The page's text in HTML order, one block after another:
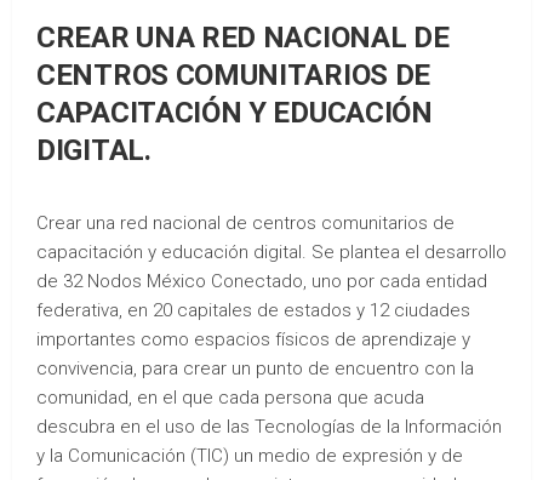
CREAR UNA RED NACIONAL DE
CENTROS COMUNITARIOS DE
CAPACITACIÓN Y EDUCACIÓN
DIGITAL.
Crear una red nacional de centros comunitarios de
capacitación y educación digital. Se plantea el desarrollo
de 32 Nodos México Conectado, uno por cada entidad
federativa, en 20 capitales de estados y 12 ciudades
importantes como espacios físicos de aprendizaje y
convivencia, para crear un punto de encuentro con la
comunidad, en el que cada persona que acuda
descubra en el uso de las Tecnologías de la Información
y la Comunicación (TIC) un medio de expresión y de